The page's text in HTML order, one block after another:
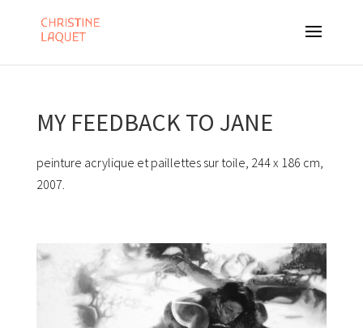
MY FEEDBACK TO JANE
peinture acrylique et paillettes sur toile, 244 x 186 cm,
2007.